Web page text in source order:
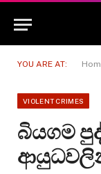
YOU ARE AT:
VIOLENT CRIMES
බියගම